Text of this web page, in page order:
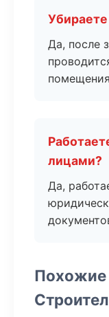
Да, после
лицами?
Да,
Похожие